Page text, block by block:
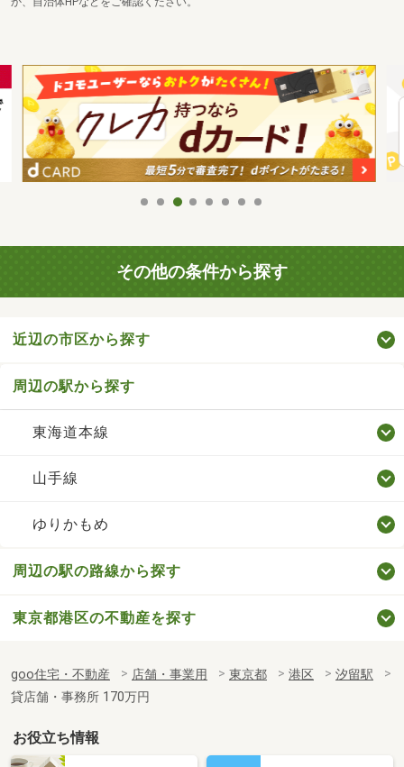
その他の条件から探す
近辺の市区から探す
周辺の駅から探す
東海道本線
山手線
ゆりかもめ
周辺の駅の路線から探す
東京都港区の不動産を探す
goo住宅・不動産 店舗・事業用 東京都 港区
汐留駅
貸店舗・事務所 170万円
お役立ち情報